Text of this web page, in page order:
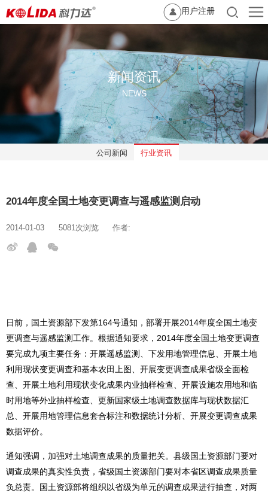
用户注册
新闻资讯
NEWS
公司新闻 行业资讯
2014年度全国土地变更调查与遥感监测启动
2014-01-03 5081次浏览 作者:
日前，国土资源部下发第164号通知，部署开展2014年度全国土地变
更调查与遥感监测工作。根据通知要求，2014年度全国土地变更调查
要完成九项主要任务：开展遥感监测、下发用地管理信息、开展土地
利用现状变更调查和基本农田上图、开展变更调查成果省级全面检
查、开展土地利用现状变化成果内业抽样检查、开展设施农用地和临
时用地等外业抽样检查、更新国家级土地调查数据库与现状数据汇
总、开展用地管理信息套合标注和数据统计分析、开展变更调查成果
数据评价。
通知强调，加强对土地调查成果的质量把关。县级国土资源部门要对
调查成果的真实性负责，省级国土资源部门要对本省区调查成果质量
负总责。国土资源部将组织以省级为单元的调查成果进行抽查，对两